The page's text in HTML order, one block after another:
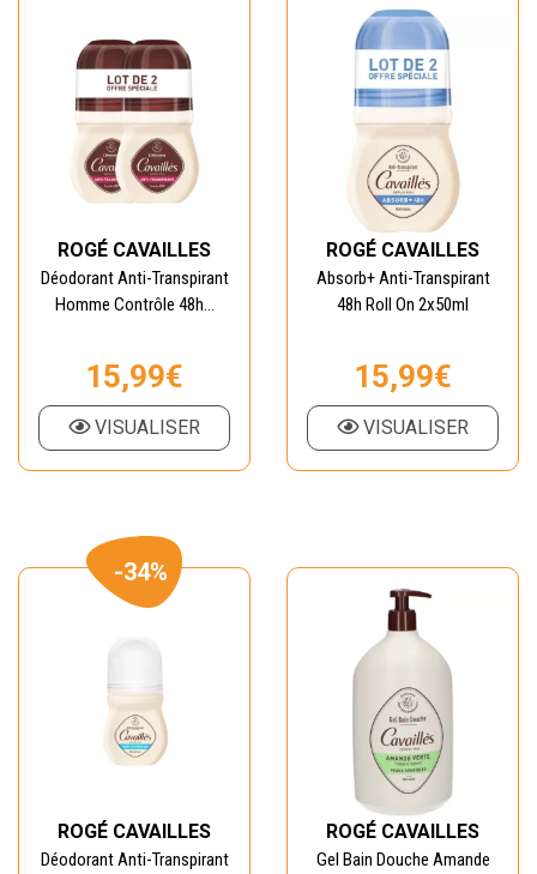
ROGÉ CAVAILLES
Déodorant Anti-Transpirant
Homme Contrôle 48h...
15,99€
VISUALISER
ROGÉ CAVAILLES
Absorb+ Anti-Transpirant
48h Roll On 2x50ml
15,99€
VISUALISER
-34%
ROGÉ CAVAILLES
Déodorant Anti-Transpirant
ROGÉ CAVAILLES
Gel Bain Douche Amande